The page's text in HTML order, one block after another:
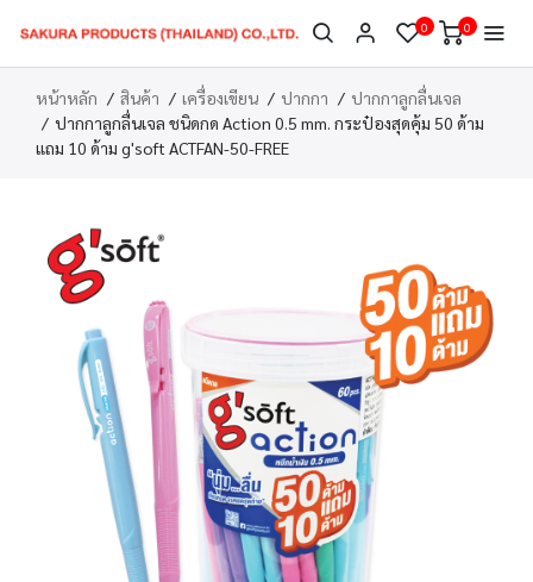
0 0
หน้าหลัก สินค้า เครื่องเขียน ปากกา
ปากกาลูกลื่นเจล
ปากกาลูกลื่นเจล ชนิดกด Action 0.5 mm. กระป๋องสุดคุ้ม 50 ด้าม
แถม 10 ด้าม g'soft ACTFAN-50-FREE